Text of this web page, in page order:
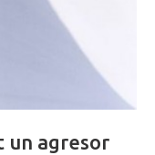
un agresor